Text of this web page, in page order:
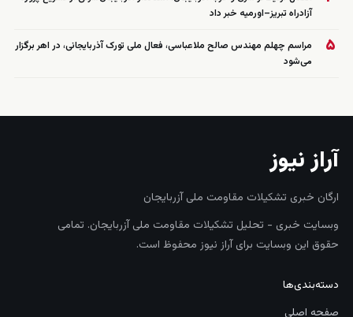
آزادراه تبریز–اورمیه خبر داد
۵
مراسم چهلم مهندس صالح ملاعباسی، فعال ملی تورک آذربایجانی، در اهر برگزار
می‌شود
آراز نیوز
ارگان خبری تشکیلات مقاومت ملی آزربایجان
وبسایت خبری - تحلیل تشکیلات مقاومت ملی آزربایجان. تمامی
حقوق این وبسایت برای آراز نیوز محفوظ است.
دسته‌بندی‌ها
صفحه اصلی